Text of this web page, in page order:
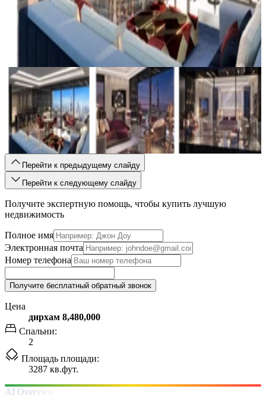
Перейти к предыдущему слайду
Перейти к следующему слайду
Получите экспертную помощь, чтобы купить лучшую
недвижимость
Полное имя
Электронная почта
Номер телефона
Получите бесплатный обратный звонок
Цена
дирхам 8,480,000
Спальни:
2
Площадь площади:
3287 кв.фут.
AI Overview